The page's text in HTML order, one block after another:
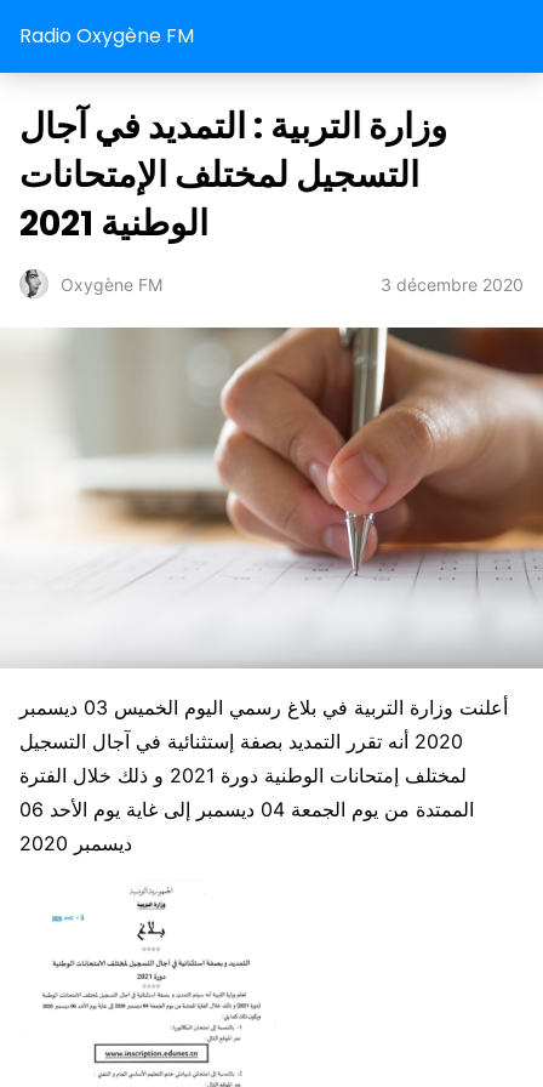
Radio Oxygène FM
وزارة التربية : التمديد في آجال
التسجيل لمختلف الإمتحانات
الوطنية 2021
Oxygène FM 3 décembre 2020
أعلنت وزارة التربية في بلاغ رسمي اليوم الخميس 03 ديسمبر
2020 أنه تقرر التمديد بصفة إستثنائية في آجال التسجيل
لمختلف إمتحانات الوطنية دورة 2021 و ذلك خلال الفترة
الممتدة من يوم الجمعة 04 ديسمبر إلى غاية يوم الأحد 06
ديسمبر 2020